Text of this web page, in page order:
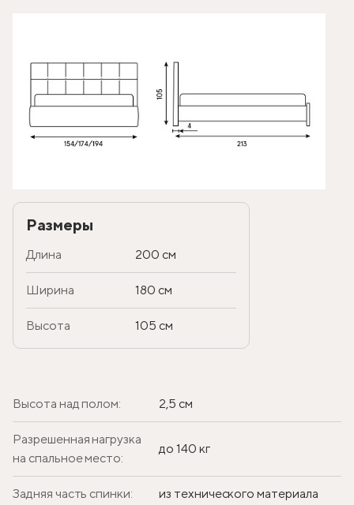
Размеры
Длина 200 см
Ширина 180 см
Высота 105 см
Высота над полом: 2,5 см
Разрешенная нагрузка
на спальное место:
до 140 кг
Задняя часть спинки: из технического материала